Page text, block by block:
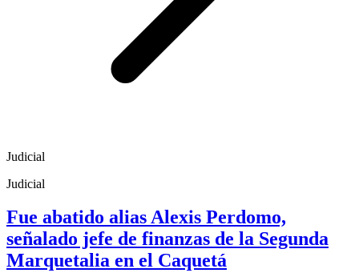
Judicial
Judicial
Fue abatido alias Alexis Perdomo,
señalado jefe de finanzas de la Segunda
Marquetalia en el Caquetá